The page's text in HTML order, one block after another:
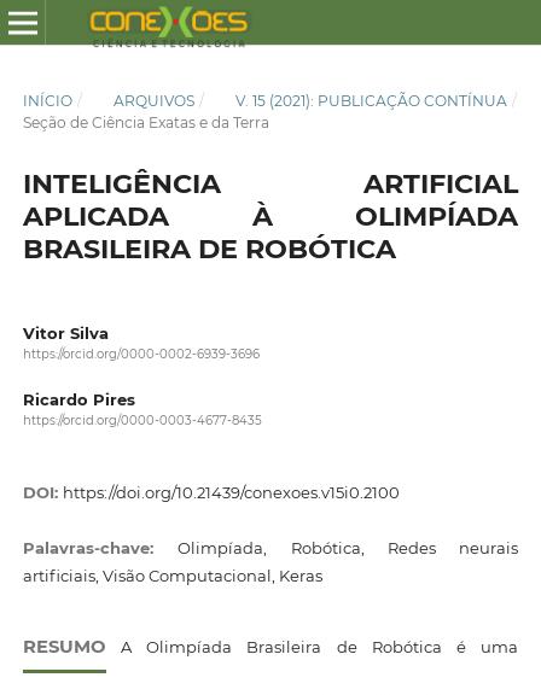
INÍCIO / ARQUIVOS / V. 15 (2021): PUBLICAÇÃO CONTÍNUA /
Seção de Ciência Exatas e da Terra
INTELIGÊNCIA ARTIFICIAL
APLICADA À OLIMPÍADA
BRASILEIRA DE ROBÓTICA
Vitor Silva
https://orcid.org/0000-0002-6939-3696
Ricardo Pires
https://orcid.org/0000-0003-4677-8435
DOI: https://doi.org/10.21439/conexoes.v15i0.2100
Palavras-chave:Olimpíada, Robótica, Redes neurais
artificiais, Visão Computacional, Keras
RESUMO A Olimpíada Brasileira de Robótica é uma